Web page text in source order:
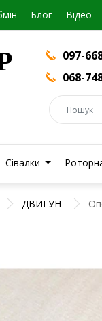
Блог Вiдео
097-
068-
Сівалки
ДВИГУН